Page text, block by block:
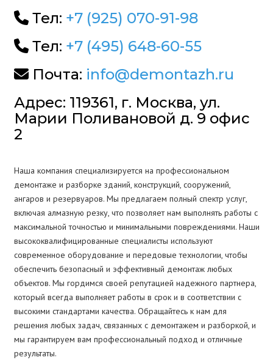
Тел: +7 (925) 070-91-98
Тел: +7 (495) 648-60-55
Почта: info@demontazh.ru
Адрес: 119361, г. Москва, ул.
Марии Поливановой д. 9 офис
2
Наша компания специализируется на профессиональном
демонтаже и разборке зданий, конструкций, сооружений,
ангаров и резервуаров. Мы предлагаем полный спектр услуг,
включая алмазную резку, что позволяет нам выполнять работы с
максимальной точностью и минимальными повреждениями. Наши
высококвалифицированные специалисты используют
современное оборудование и передовые технологии, чтобы
обеспечить безопасный и эффективный демонтаж любых
объектов. Мы гордимся своей репутацией надежного партнера,
который всегда выполняет работы в срок и в соответствии с
высокими стандартами качества. Обращайтесь к нам для
решения любых задач, связанных с демонтажем и разборкой, и
мы гарантируем вам профессиональный подход и отличные
результаты.